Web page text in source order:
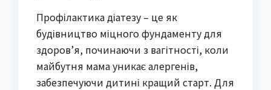
Профілактика діатезу – це як
будівництво міцного фундаменту для
здоров’я, починаючи з вагітності, коли
майбутня мама уникає алергенів,
забезпечуючи дитині кращий старт. Для